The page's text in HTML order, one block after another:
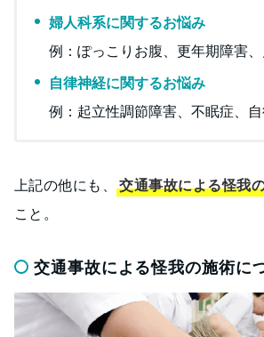
婦人科系に関するお悩み
例：ぽっこりお腹、更年期障害
自律神経に関するお悩み
例：起立性調節障害、不眠症、
上記の他にも、交通事故による怪我
こと。
交通事故による怪我の施術に